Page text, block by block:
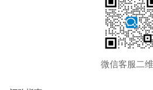
微信客服二